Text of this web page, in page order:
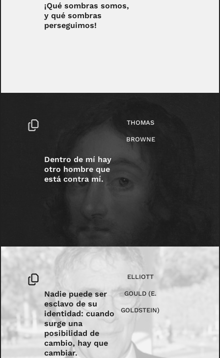
¡Qué sombras somos,
y qué sombras
perseguimos!
Dentro de mí hay
otro hombre que
está contra mí.
THOMAS
BROWNE
Nadie puede ser
esclavo de su
identidad: cuando
surge una
posibilidad de
cambio, hay que
cambiar.
ELLIOTT
GOULD (E.
GOLDSTEIN)